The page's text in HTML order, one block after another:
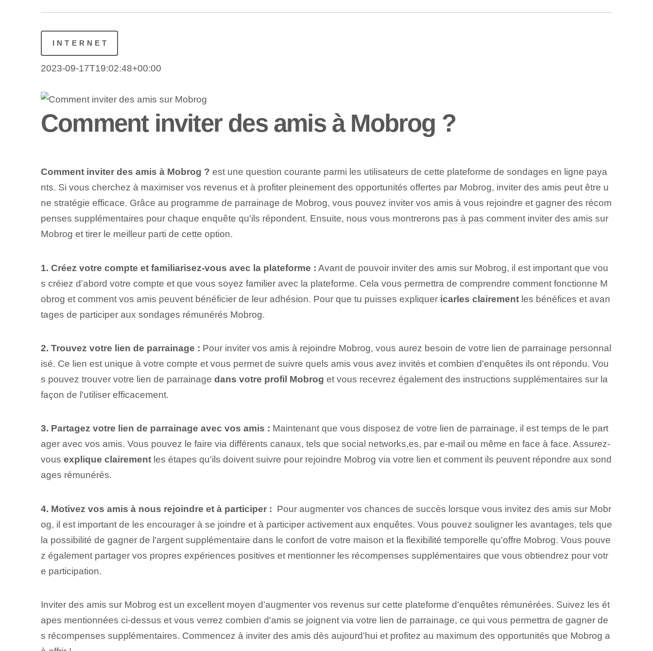
INTERNET
2023-09-17T19:02:48+00:00
Comment inviter des amis à Mobrog ?
Comment inviter des amis à Mobrog ? est une question courante parmi les utilisateurs de cette plateforme de sondages en ligne paya
nts. Si vous cherchez à maximiser vos revenus et à profiter pleinement des opportunités offertes par Mobrog, inviter des amis peut être u
ne stratégie efficace. Grâce au programme de parrainage de Mobrog, vous pouvez inviter vos amis à vous rejoindre et gagner des récom
penses supplémentaires pour chaque enquête qu'ils répondent. Ensuite, nous vous montrerons pas à pas comment inviter des amis sur
Mobrog et tirer le meilleur parti de cette option.
1. Créez votre compte et familiarisez-vous avec la plateforme : ‌Avant de pouvoir inviter des amis sur Mobrog, il est important que vou
s créiez d'abord votre compte et que vous soyez familier avec la plateforme. Cela⁤ vous permettra de comprendre comment fonctionne M
obrog et comment vos amis‍ peuvent bénéficier de leur adhésion. Pour que tu puisses expliquer icarles clairementles bénéfices et avan
tages de participer aux sondages rémunérés Mobrog.
2. Trouvez votre lien de parrainage : Pour inviter vos amis à rejoindre Mobrog, vous aurez besoin de votre lien de parrainage personnal
isé. Ce lien est unique à votre compte et vous permet de suivre quels amis vous avez invités et combien d'enquêtes ils ont répondu. Vou
s pouvez trouver votre lien de parrainage dans votre profil Mobrog et vous recevrez également des instructions supplémentaires sur la
façon de l'utiliser efficacement.
3.‍ Partagez votre lien de parrainage avec vos amis : Maintenant que vous disposez de votre lien de parrainage, il est temps de le part
ager avec vos amis. Vous pouvez le faire via différents canaux, tels que⁤ social networks,es, par e-mail ou même en face à face. Assurez-
vous⁢ explique clairementles étapes qu'ils doivent suivre pour rejoindre Mobrog via votre lien et comment ils peuvent répondre aux sond
ages rémunérés.
4. Motivez vos amis à nous rejoindre et à participer : ⁢ Pour augmenter vos chances de succès lorsque vous invitez des amis sur Mobr
og, il est important de les encourager à se joindre et à participer activement aux enquêtes. Vous pouvez souligner les ⁤avantages, tels que​
la possibilité de gagner‌ de l'argent supplémentaire dans le confort de votre maison et la flexibilité temporelle⁣ qu'offre Mobrog. Vous pouve
z également partager vos propres expériences positives et mentionner les récompenses supplémentaires que vous obtiendrez pour votr
e participation.
Inviter des amis sur Mobrog est un excellent moyen d'augmenter vos revenus sur cette plateforme d'enquêtes rémunérées. Suivez les ét
apes mentionnées ci-dessus et vous verrez combien d'amis se joignent via votre lien de parrainage, ce qui vous permettra de gagner de
s récompenses supplémentaires. Commencez à inviter des amis dès aujourd'hui et profitez au maximum des opportunités que Mobrog a